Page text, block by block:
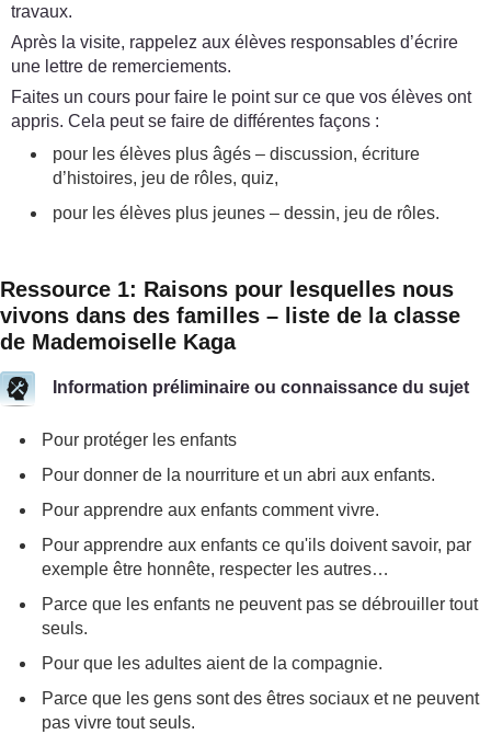
travaux.
Après la visite, rappelez aux élèves responsables d’écrire
une lettre de remerciements.
Faites un cours pour faire le point sur ce que vos élèves ont
appris. Cela peut se faire de différentes façons :
pour les élèves plus âgés – discussion, écriture
d’histoires, jeu de rôles, quiz,
pour les élèves plus jeunes – dessin, jeu de rôles.
Ressource 1: Raisons pour lesquelles nous
vivons dans des familles – liste de la classe
de Mademoiselle Kaga
Information préliminaire ou connaissance du sujet
Pour protéger les enfants
Pour donner de la nourriture et un abri aux enfants.
Pour apprendre aux enfants comment vivre.
Pour apprendre aux enfants ce qu'ils doivent savoir, par
exemple être honnête, respecter les autres…
Parce que les enfants ne peuvent pas se débrouiller tout
seuls.
Pour que les adultes aient de la compagnie.
Parce que les gens sont des êtres sociaux et ne peuvent
pas vivre tout seuls.